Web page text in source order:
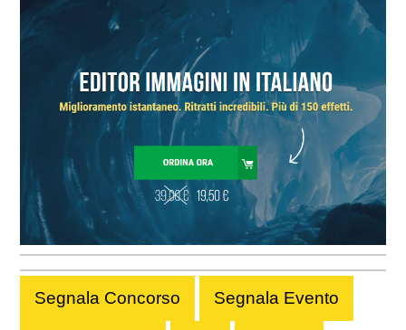
Segnala Concorso Segnala Evento